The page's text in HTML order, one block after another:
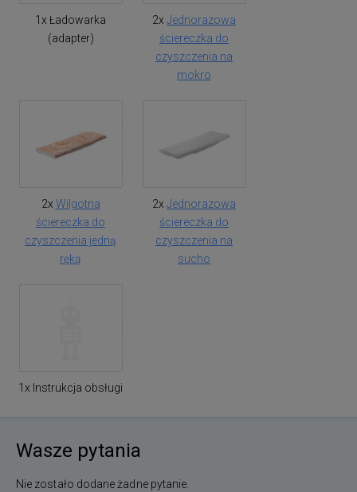
1x Ładowarka
(adapter)
2x Jednorazowa
ściereczka do
czyszczenia na
mokro
2x Wilgotna
ściereczka do
czyszczenia jedną
ręką
2x Jednorazowa
ściereczka do
czyszczenia na
sucho
1x Instrukcja obsługi
Wasze pytania
Nie zostało dodane żadne pytanie.